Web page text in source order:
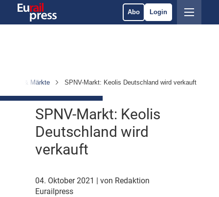
Abo Login
& Märkte SPNV-Markt: Keolis Deutschland wird verkauft
SPNV-Markt: Keolis
Deutschland wird
verkauft
04. Oktober 2021
| von Redaktion
Eurailpress